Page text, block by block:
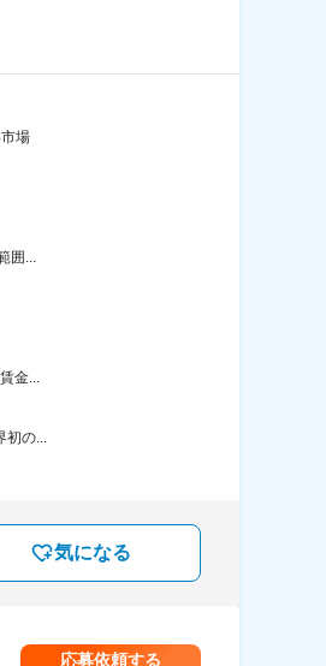
場
...
金...
の...
気になる
応募依頼する